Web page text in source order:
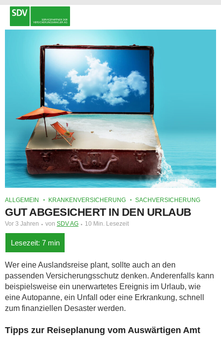
ALLGEMEIN KRANKENVERSICHERUNG SACHVERSICHERUNG
GUT ABGESICHERT IN DEN URLAUB
Vor 3 Jahren von SDV AG 10 Min. Lesezeit
Wer eine Auslandsreise plant, sollte auch an den
passenden Versicherungsschutz denken. Anderenfalls kann
beispielsweise ein unerwartetes Ereignis im Urlaub, wie
eine Autopanne, ein Unfall oder eine Erkrankung, schnell
zum finanziellen Desaster werden.
Tipps zur Reiseplanung vom Auswärtigen Amt